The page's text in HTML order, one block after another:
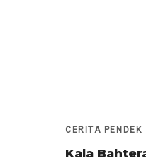
CERITA PENDEK
Kala